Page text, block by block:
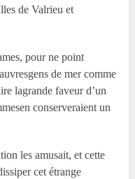
de Valrieu et
pour ne point
de mer comme
lagrande faveur d’un
conserveraient un
les amusait, et cette
cet étrange